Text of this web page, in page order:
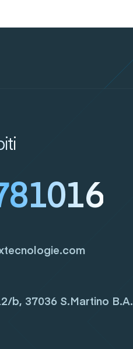
b, 37036 S.Martino B.A.